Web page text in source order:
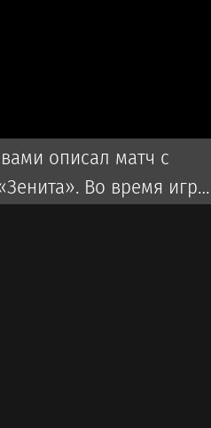
описал матч с
Во время игры